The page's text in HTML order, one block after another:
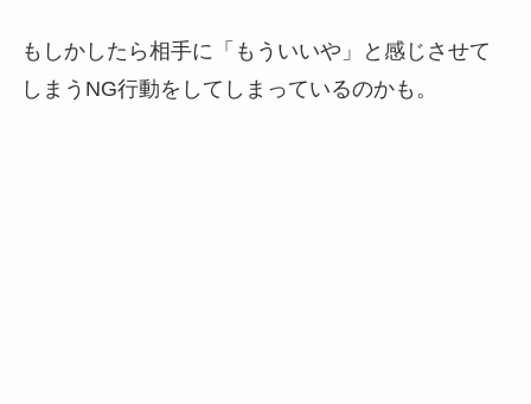
もしかしたら相手に「もういいや」と感じさせて
しまうNG行動をしてしまっているのかも。